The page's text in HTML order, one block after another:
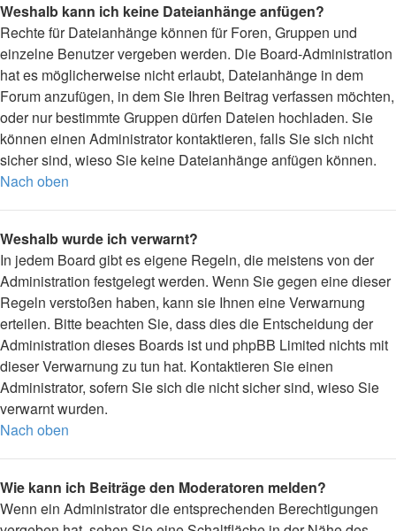
Weshalb kann ich keine Dateianhänge anfügen?
Rechte für Dateianhänge können für Foren, Gruppen und
einzelne Benutzer vergeben werden. Die Board-Administration
hat es möglicherweise nicht erlaubt, Dateianhänge in dem
Forum anzufügen, in dem Sie Ihren Beitrag verfassen möchten,
oder nur bestimmte Gruppen dürfen Dateien hochladen. Sie
können einen Administrator kontaktieren, falls Sie sich nicht
sicher sind, wieso Sie keine Dateianhänge anfügen können.
Nach oben
Weshalb wurde ich verwarnt?
In jedem Board gibt es eigene Regeln, die meistens von der
Administration festgelegt werden. Wenn Sie gegen eine dieser
Regeln verstoßen haben, kann sie Ihnen eine Verwarnung
erteilen. Bitte beachten Sie, dass dies die Entscheidung der
Administration dieses Boards ist und phpBB Limited nichts mit
dieser Verwarnung zu tun hat. Kontaktieren Sie einen
Administrator, sofern Sie sich die nicht sicher sind, wieso Sie
verwarnt wurden.
Nach oben
Wie kann ich Beiträge den Moderatoren melden?
Wenn ein Administrator die entsprechenden Berechtigungen